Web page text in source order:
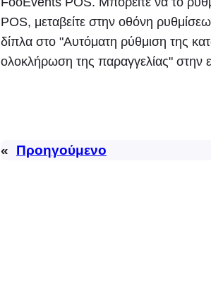
POS, μεταβείτε στην οθόνη
δίπλα στο "Αυτόματη ρύθμιση της
ολοκλήρωση της παραγγελίας" στην
« Προηγούμενο